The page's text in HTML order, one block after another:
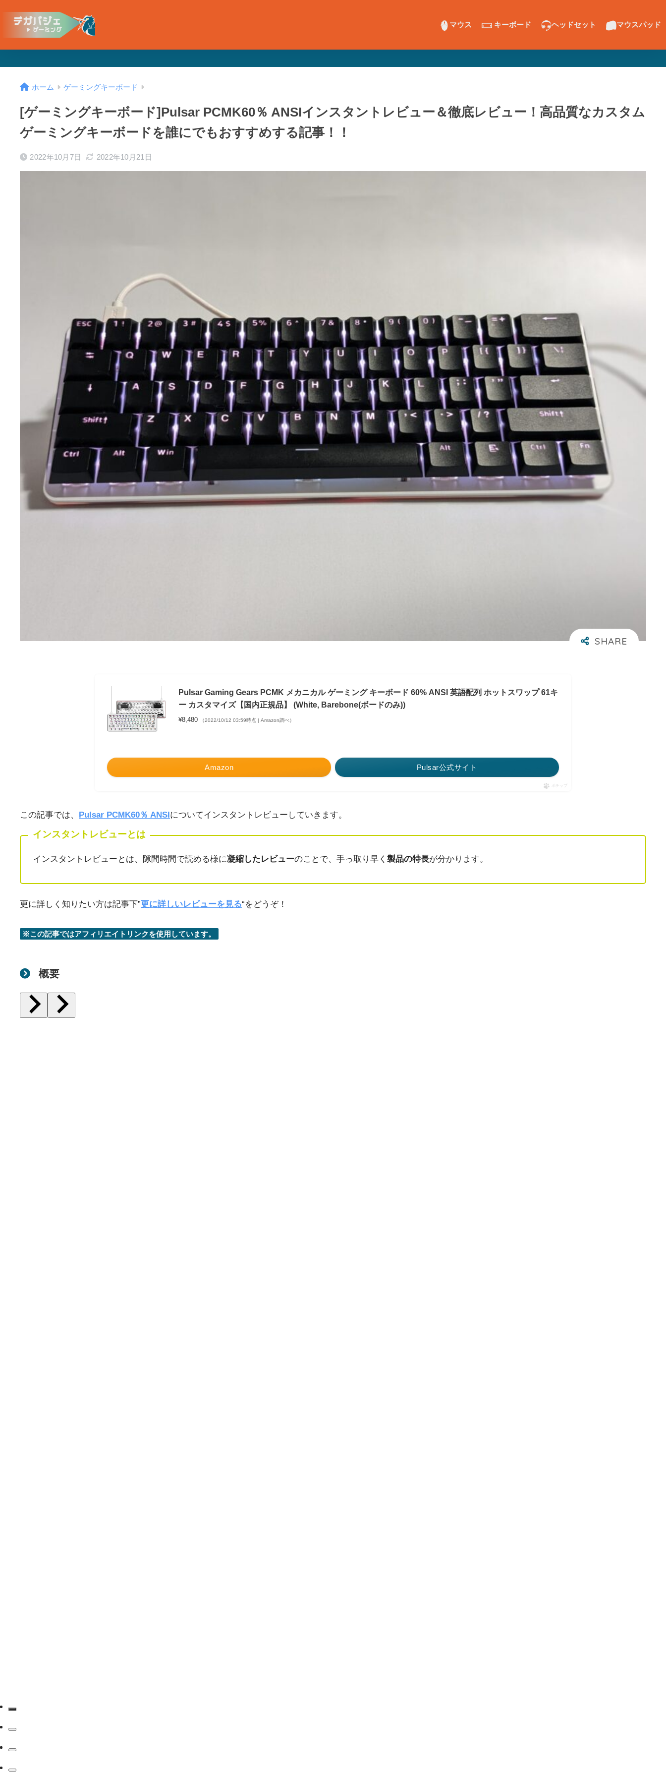
マウス キーボード ヘッドセット マウスパッド
ホーム ゲーミングキーボード
[ゲーミングキーボード]Pulsar PCMK60％ ANSIインスタントレビュー＆徹底レビュー！高品質なカスタム
ゲーミングキーボードを誰にでもおすすめする記事！！
2022年10月7日 2022年10月21日
Pulsar Gaming Gears PCMK メカニカル ゲーミング キーボード 60% ANSI 英語配列 ホットスワップ 61キ
ー カスタマイズ【国内正規品】 (White, Barebone(ボードのみ))
¥8,480 （2022/10/12 03:59時点 | Amazon調べ）
Amazon Pulsar公式サイト
ポチップ
この記事では、 Pulsar PCMK60％ ANSIについてインスタントレビューしていきます。
インスタントレビューとは
インスタントレビューとは、隙間時間で読める様に凝縮したレビューのことで、手っ取り早く製品の特長が分かります。
更に詳しく知りたい方は記事下”更に詳しいレビューを見る“をどうぞ！
※この記事ではアフィリエイトリンクを使用しています。
概要